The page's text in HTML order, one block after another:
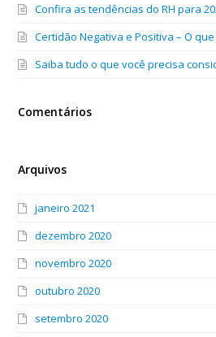
Confira as tendências do RH para
Certidão Negativa e Positiva – O
Saiba tudo o que você precisa
Comentários
Arquivos
janeiro 2021
dezembro 2020
novembro 2020
outubro 2020
setembro 2020